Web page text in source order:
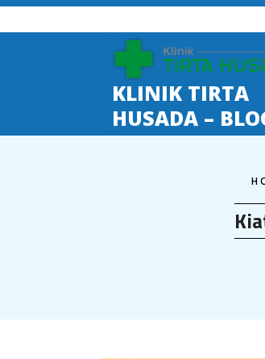
Skip
to
KLINIK TIRTA
HUSADA –